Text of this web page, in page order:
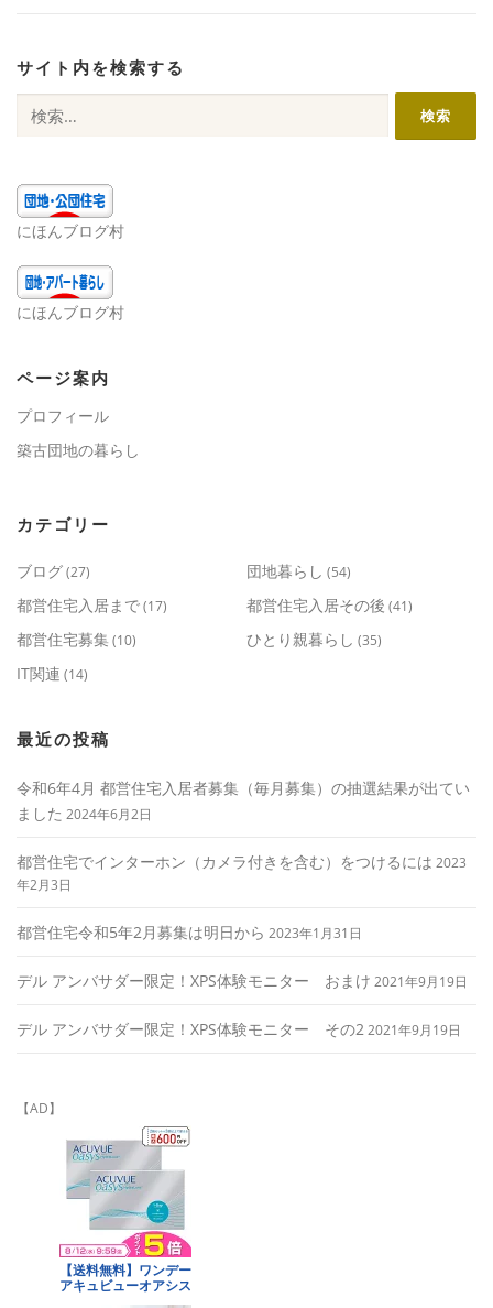
サイト内を検索する
索:
にほんブログ村
にほんブログ村
ページ案内
プロフィール
築古団地の暮らし
カテゴリー
ブログ(27) 団地暮らし (54)
都営住宅入居まで(17) 都営住宅入居その後 (41)
都営住宅募集(10) ひとり親暮らし (35)
IT関連 (14)
最近の投稿
令和6年4月 都営住宅入居者募集（毎月募集）の抽選結果が出てい
ました 2024年6月2日
都営住宅でインターホン（カメラ付きを含む）をつけるには 2023
年2月3日
都営住宅令和5年2月募集は明日から 2023年1月31日
デル アンバサダー限定！XPS体験モニター おまけ 2021年9月19日
デル アンバサダー限定！XPS体験モニター その2 2021年9月19日
【AD】